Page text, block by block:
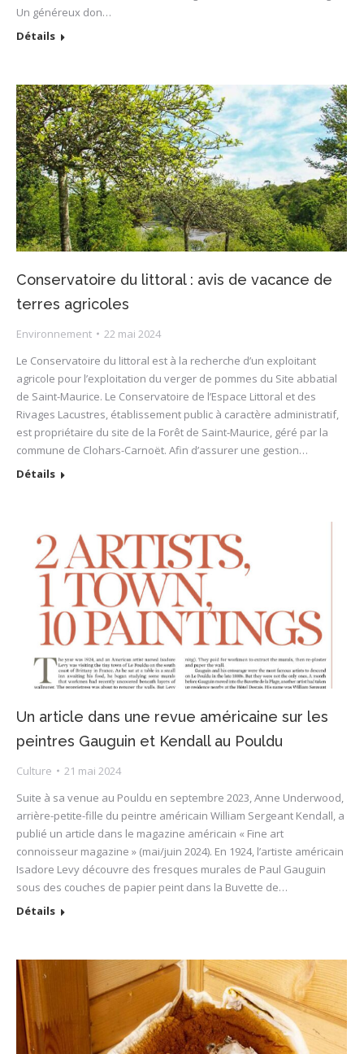
Un généreux don…
Détails
Conservatoire du littoral : avis de vacance de
terres agricoles
Environnement
22 mai 2024
Le Conservatoire du littoral est à la recherche d’un exploitant
agricole pour l’exploitation du verger de pommes du Site abbatial
de Saint-Maurice. Le Conservatoire de l’Espace Littoral et des
Rivages Lacustres, établissement public à caractère administratif,
est propriétaire du site de la Forêt de Saint-Maurice, géré par la
commune de Clohars-Carnoët. Afin d’assurer une gestion…
Détails
Un article dans une revue américaine sur les
peintres Gauguin et Kendall au Pouldu
Culture
21 mai 2024
Suite à sa venue au Pouldu en septembre 2023, Anne Underwood,
arrière-petite-fille du peintre américain William Sergeant Kendall, a
publié un article dans le magazine américain « Fine art
connoisseur magazine » (mai/juin 2024). En 1924, l’artiste américain
Isadore Levy découvre des fresques murales de Paul Gauguin
sous des couches de papier peint dans la Buvette de…
Détails